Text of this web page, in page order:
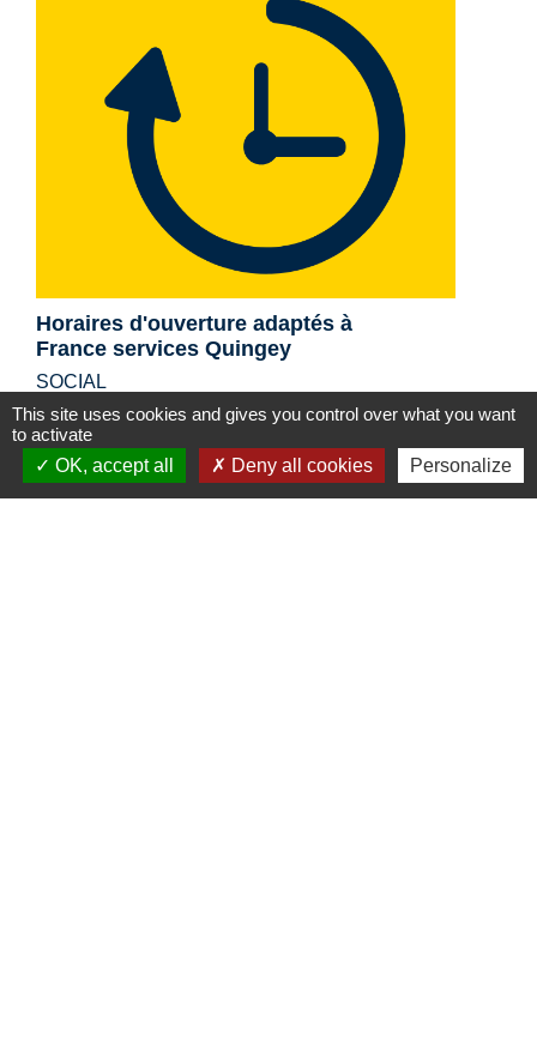
Horaires d'ouverture adaptés à
France services Quingey
SOCIAL
This site uses cookies and gives you control over what you want
to activate
OK, accept all
Deny all cookies Personalize